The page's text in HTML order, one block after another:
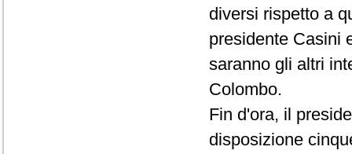
diversi rispetto a
presidente Casini
saranno gli altri
Colombo.
Fin d'ora, il
disposizione